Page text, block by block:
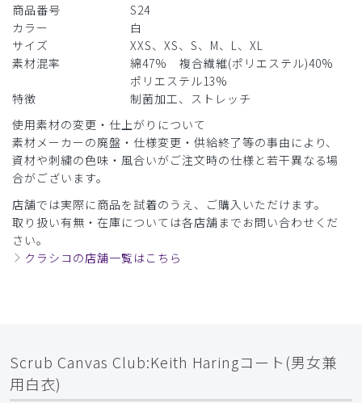
商品番号
S24
カラー
白
サイズ
XXS、XS、S、M、L、XL
素材混率
綿47% 複合繊維(ポリエステル)40%
ポリエステル13%
特徴
制菌加工、ストレッチ
使用素材の変更・仕上がりについて
素材メーカーの廃盤・仕様変更・供給終了等の事由により、
資材や刺繍の色味・風合いがご注文時の仕様と若干異なる場
合がございます。
店舗では実際に商品を試着のうえ、ご購入いただけます。
取り扱い有無・在庫については各店舗までお問い合わせくだ
さい。
クラシコの店舗一覧はこちら
Scrub Canvas Club:Keith Haringコート(男女兼
用白衣)